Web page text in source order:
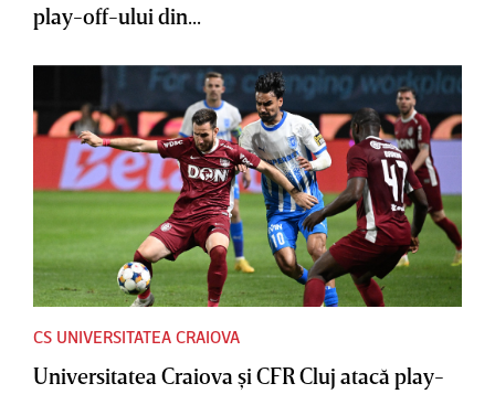
play-off-ului din...
CS UNIVERSITATEA CRAIOVA
Universitatea Craiova şi CFR Cluj atacă play-